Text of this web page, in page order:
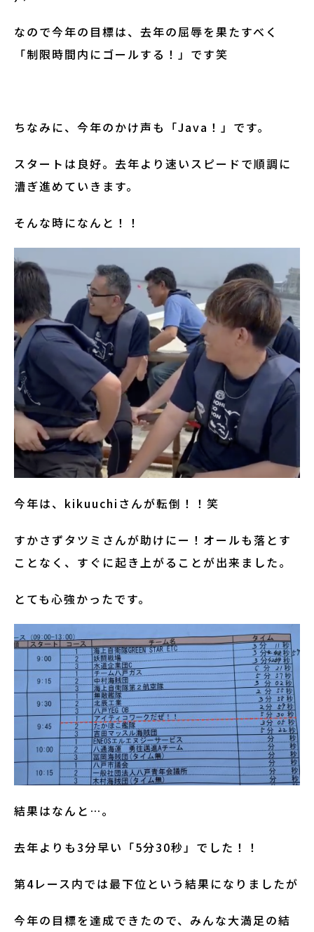
なので今年の目標は、去年の屈辱を果たすべく
「制限時間内にゴールする！」です笑
ちなみに、今年のかけ声も「Java！」です。
スタートは良好。去年より速いスピードで順調に
漕ぎ進めていきます。
そんな時になんと！！
今年は、kikuuchiさんが転倒！！笑
すかさずタツミさんが助けにー！オールも落とす
ことなく、すぐに起き上がることが出来ました。
とても心強かったです。
結果はなんと…。
去年よりも3分早い「5分30秒」でした！！
第4レース内では最下位という結果になりましたが
今年の目標を達成できたので、みんな大満足の結